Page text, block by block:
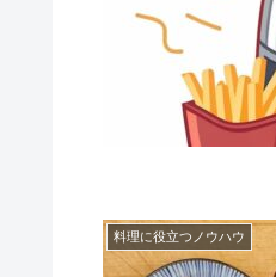
料理に役立つノウハウ